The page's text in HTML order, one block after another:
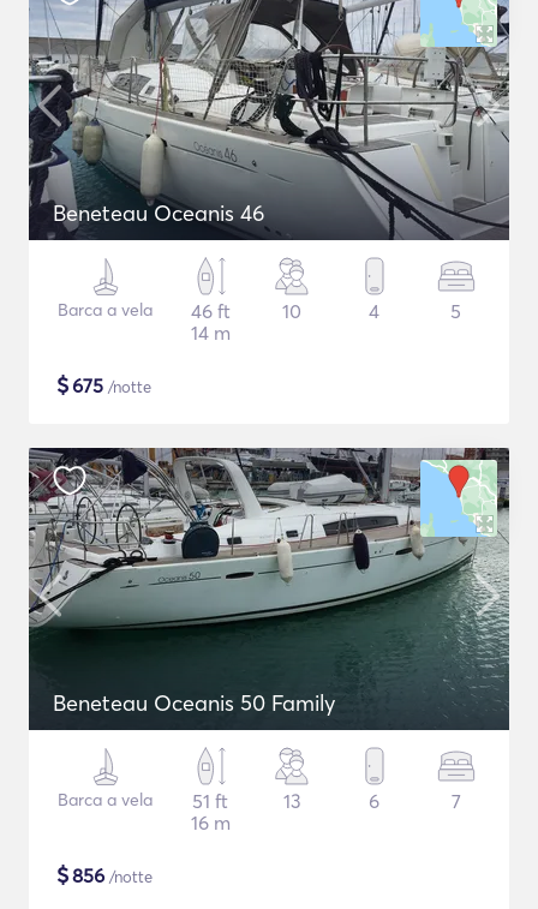
Beneteau Oceanis 46
Barca a vela
46 ft
14 m
10 4 5
$675 /notte
Beneteau Oceanis 50 Family
Barca a vela
51 ft
16 m
13 6 7
$856 /notte